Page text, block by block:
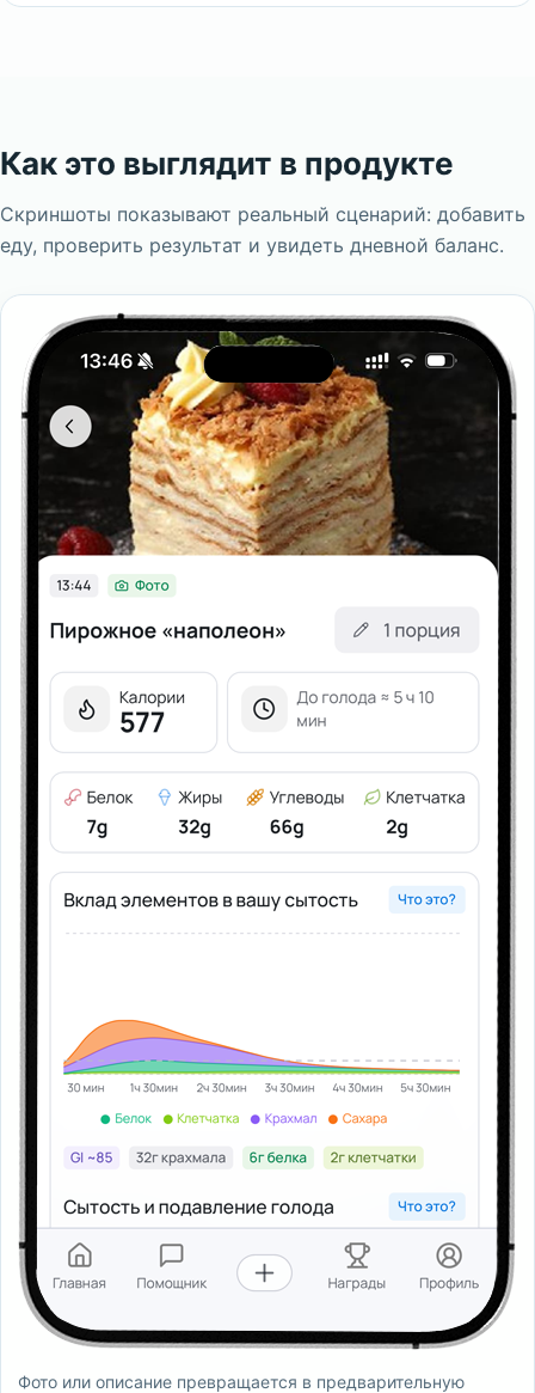
Как это выглядит в продукте
Скриншоты показывают реальный сценарий: добавить
еду, проверить результат и увидеть дневной баланс.
Фото или описание превращается в предварительную